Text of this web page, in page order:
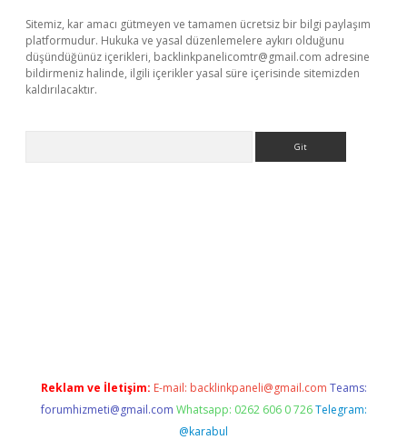
Sitemiz, kar amacı gütmeyen ve tamamen ücretsiz bir bilgi paylaşım
platformudur. Hukuka ve yasal düzenlemelere aykırı olduğunu
düşündüğünüz içerikleri, backlinkpanelicomtr@gmail.com adresine
bildirmeniz halinde, ilgili içerikler yasal süre içerisinde sitemizden
kaldırılacaktır.
Reklam ve İletişim: E-mail: backlinkpaneli@gmail.com Teams:
forumhizmeti@gmail.com Whatsapp: 0262 606 0 726 Telegram:
@karabul